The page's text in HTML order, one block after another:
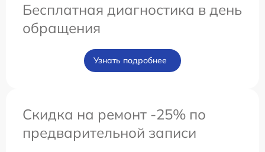
Бесплатная диагностика в день
обращения
Узнать подробнее
Скидка на ремонт -25% по
предварительной записи